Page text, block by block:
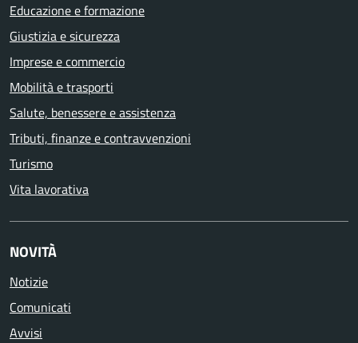
Educazione e formazione
Giustizia e sicurezza
Imprese e commercio
Mobilità e trasporti
Salute, benessere e assistenza
Tributi, finanze e contravvenzioni
Turismo
Vita lavorativa
NOVITÀ
Notizie
Comunicati
Avvisi